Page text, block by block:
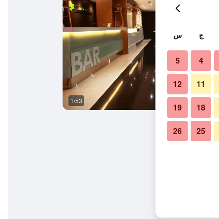
1/53
ج س
4
5
11
12
18
19
25
26